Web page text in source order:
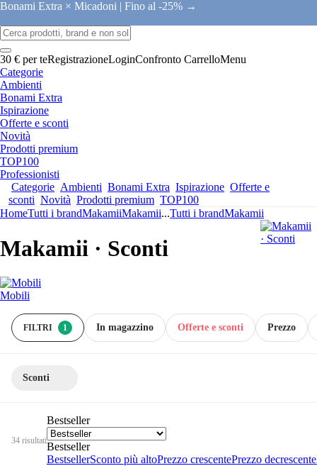
Bonami Extra × Micadoni | Fino al -25% →
30 € per teRegistrazioneLoginConfronto CarrelloMenu
Categorie
Ambienti
Bonami Extra
Ispirazione
Offerte e sconti
Novità
Prodotti premium
TOP100
Professionisti
Categorie Ambienti Bonami Extra Ispirazione Offerte e
sconti Novità Prodotti premium TOP100
HomeTutti i brandMakamiiMakamii...Tutti i brandMakamii
Makamii · Sconti
Mobili
FILTRI 1 Offerte e sconti
In magazzino Prezzo
Sconti
34 risultati
Bestseller
Bestseller
BestsellerSconto più altoPrezzo crescentePrezzo decrescente